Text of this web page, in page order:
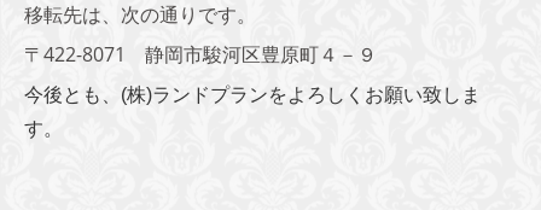
移転先は、次の通りです。
〒422-8071 静岡市駿河区豊原町４－９
今後とも、(株)ランドプランをよろしくお願い致しま
す。